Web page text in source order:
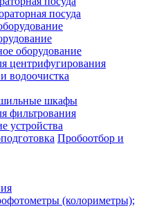
посуда
оборудование
центрифугирования
водоочистка
шкафы
фильтрования
устройства
Пробоотбор и